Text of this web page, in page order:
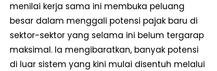
menilai kerja sama ini membuka peluang
besar dalam menggali potensi pajak baru di
sektor-sektor yang selama ini belum tergarap
maksimal. Ia mengibaratkan, banyak potensi
di luar sistem yang kini mulai disentuh melalui